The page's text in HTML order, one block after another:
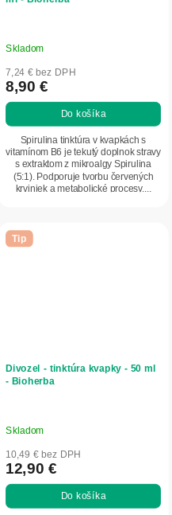
Skladom
7,24 € bez DPH
8,90 €
Do košíka
Spirulina tinktúra v kvapkách s
vitamínom B6 je tekutý doplnok stravy
s extraktom z mikroalgy Spirulina
(5:1). Podporuje tvorbu červených
krviniek a metabolické procesy....
Tip
Divozel - tinktúra kvapky - 50 ml
- Bioherba
Skladom
10,49 € bez DPH
12,90 €
Do košíka